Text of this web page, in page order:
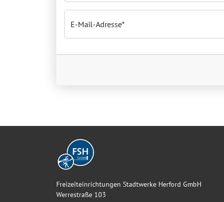
E-Mail-Adresse
Freizeiteinrichtungen Stadtwerke Herford GmbH
Werrestraße 103